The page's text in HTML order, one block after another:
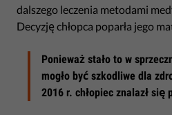
dalszego leczenia metodami
Decyzję chłopca poparła jego
Ponieważ stało to w
mogło być szkodliwe dla
2016 r. chłopiec znalazł